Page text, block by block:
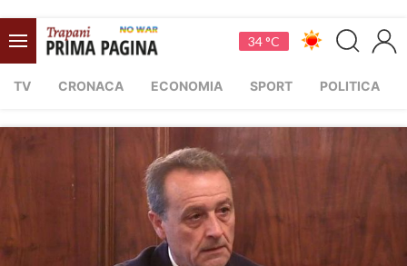
34 °C
TV CRONACA ECONOMIA SPORT POLITICA